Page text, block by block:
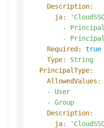
Description:
ja:
-
-
Required:
true
Type:
String
PrincipalType:
AllowedValues:
-
User
-
Group
Description:
ja: